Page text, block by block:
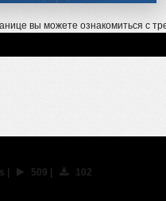
вы можете ознакомиться с
| 509 |
102